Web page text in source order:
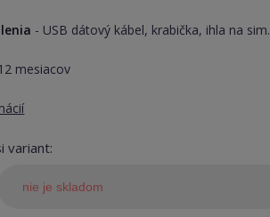
- USB dátový kábel, krabička, ihla na sim.
mesiacov
variant:
nie je skladom